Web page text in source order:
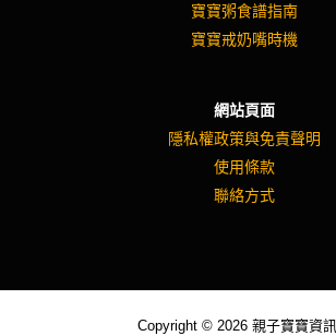
寶寶粥食譜指南
寶寶戒奶嘴時機
網站頁面
隱私權政策與免責聲明
使用條款
聯絡方式
Copyright © 2026 親子寶寶資